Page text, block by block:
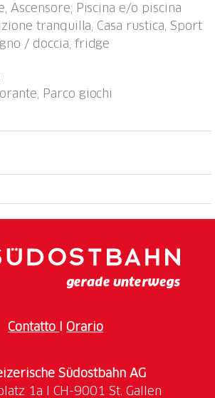
Ascensore, Piscina e/o piscina
tranquilla, Casa rustica, Sport
/ doccia, fridge
Parco giochi
Contatto Orario
Südostbahn AG